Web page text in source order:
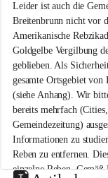
i
t
e
n
b
r
u
n
n
a
m
N
e
u
Leider ist auch die
Breitenbrunn nicht vor
Amerikanische
Goldgelbe Vergilbung
geblieben. Als
gesamte Ortsgebiet von
(siehe Anhang). Wir
bereits mehrfach (Cities,
Gemeindezeitung)
Informationen zu
Reben zu entfernen.
einzelne Reben.